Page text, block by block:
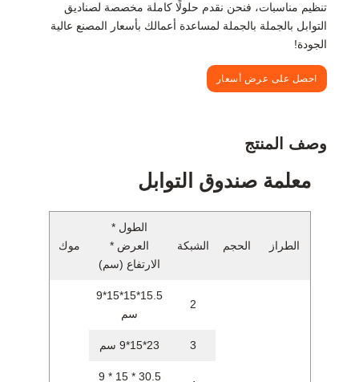
تنظيم مناسبات، فنحن نقدم حلولًا كاملة مخصصة لصناديق
التوابل بالجملة بالجملة لمساعدة أعمالك بأسعار المصنع عالية
الجودة!
احصل على عرض أسعار
وصف المنتج
معلمة صندوق التوابل
الطراز الحجم الشبكة
الطول *
العرض *
الارتفاع (سم)
موك
2
15.5*15*15*9
سم
3 23*15*9 سم
30.5 * 15 * 9